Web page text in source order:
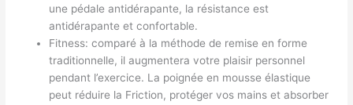
une pédale antidérapante, la résistance est
antidérapante et confortable.
Fitness: comparé à la méthode de remise en forme
traditionnelle, il augmentera votre plaisir personnel
pendant l’exercice. La poignée en mousse élastique
peut réduire la Friction, protéger vos mains et absorber